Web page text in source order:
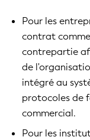
Pour les
contrat
contrepartie
de
intégré au
protocoles de
commercial.
Pour les